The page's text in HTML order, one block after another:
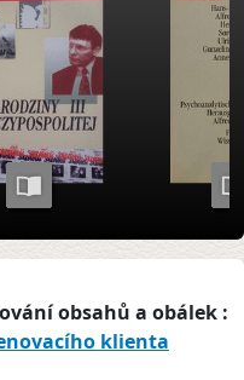
obsahů a obálek :
klienta